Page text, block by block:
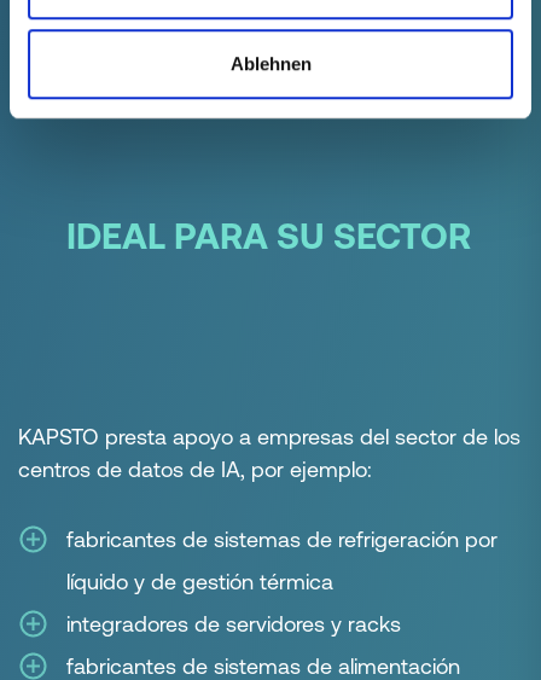
Ablehnen
IDEAL PARA SU SECTOR
KAPSTO presta apoyo a empresas del sector de los
centros de datos de IA, por ejemplo:
fabricantes de sistemas de refrigeración por
líquido y de gestión térmica
integradores de servidores y racks
fabricantes de sistemas de alimentación